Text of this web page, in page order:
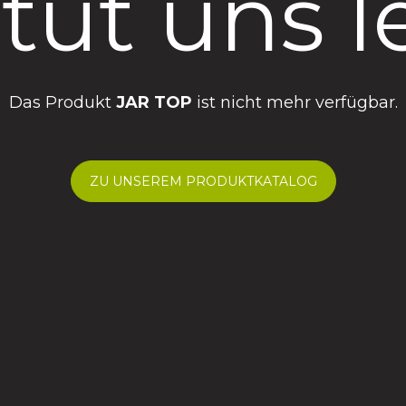
Das Produkt JAR TOP ist nicht mehr verfügbar.
ZU UNSEREM PRODUKTKATALOG